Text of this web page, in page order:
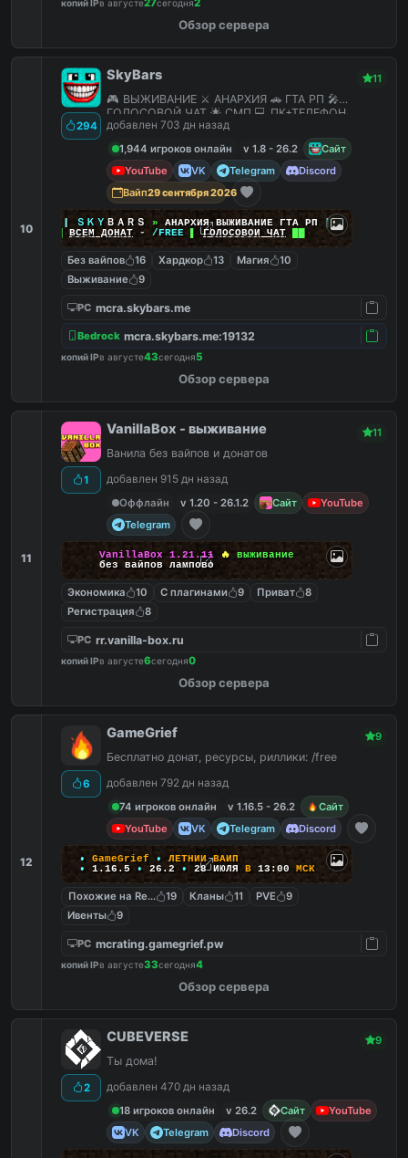
копий IPв августе27сегодня2
Обзор сервера
10
294
SkyBars 11
🎮 ВЫЖИВАНИЕ ⚔️ АНАРХИЯ 🚗 ГТА РП 🎤
ГОЛОСОВОЙ ЧАТ 🌟 СМП 💻 ПК+ТЕЛЕФОН
добавлен 703 дн назад
1,944 игроков онлайн
v 1.8 - 26.2
Сайт
YouTube
VK Telegram
Discord
Вайп29 сентября 2026
ＳＫＹ ＢＡＲＳ » АНАРХИЯ ВЫЖИВАНИЕ ГТА РП |||
ВСЕМ ДОНАТ- /FREE ▌ГОЛОСОВОЙ ЧАТ
Без вайпов 16 Хардкор 13 Магия
10
Выживание
9
PC mcra.skybars.me
Bedrock mcra.skybars.me:19132
копий IPв августе43сегодня5
Обзор сервера
11
1
VanillaBox - выживание 11
Ванила без вайпов и донатов
добавлен 915 дн назад
Оффлайн
v 1.20 - 26.1.2 Сайт
YouTube
Telegram
VanillaBox 1.21.11 🔥 выживание
без вайпов лампово
Экономика 10 С плагинами 9 Приват
8
Регистрация
8
PC rr.vanilla-box.ru
копий IPв августе6сегодня0
Обзор сервера
12
6
GameGrief 9
Бесплатно донат, ресурсы, риллики: /free
добавлен 792 дн назад
74 игроков онлайн
v 1.16.5 - 26.2
Сайт
YouTube
VK Telegram Discord
• GameGrief • ЛЕТНИЙ ВАЙП
•
1. 16 . 5 • 26.2 • 28 ИЮЛЯ В 13:00 МСК
Похожие на ReallyWorld
19 Кланы 11 PVE
9
Ивенты
9
PC mcrating.gamegrief.pw
копий IPв августе33сегодня4
Обзор сервера
2
CUBEVERSE 9
Ты дома!
добавлен 470 дн назад
18 игроков онлайн
v 26.2 Сайт
YouTube
VK
Telegram Discord